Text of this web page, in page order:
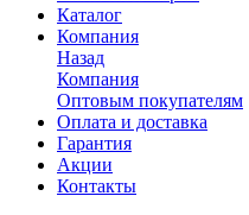
Каталог
Компания
Назад
Компания
Оптовым покупателям
Оплата и доставка
Гарантия
Акции
Контакты